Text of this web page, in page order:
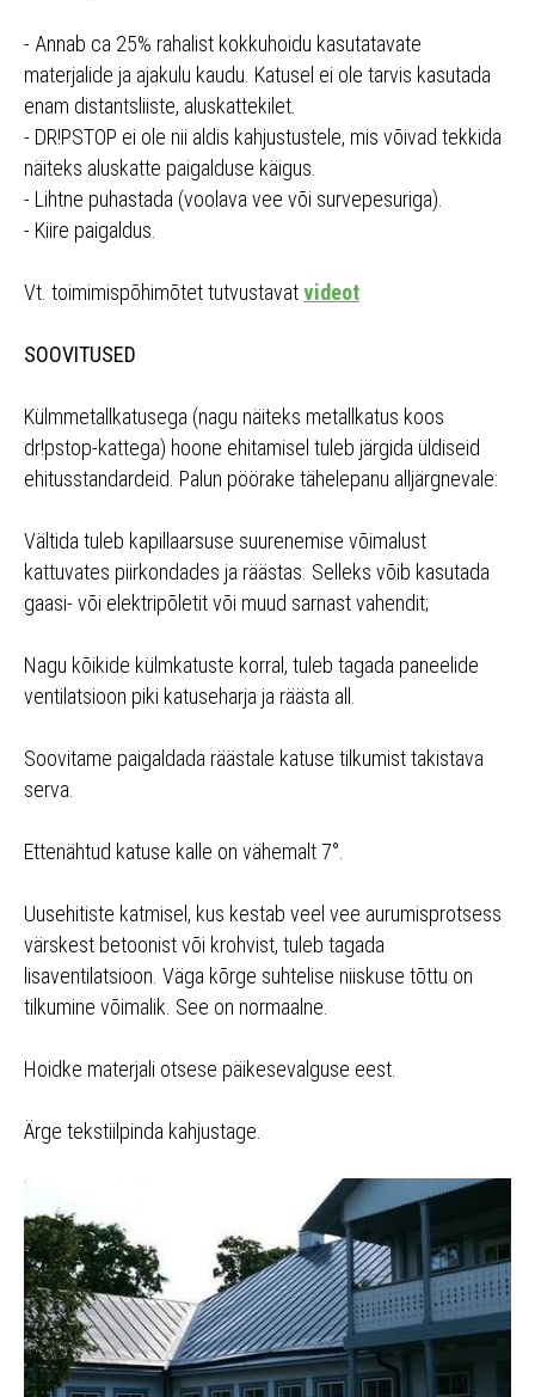
- Annab ca 25% rahalist kokkuhoidu kasutatavate
materjalide ja ajakulu kaudu. Katusel ei ole tarvis kasutada
enam distantsliiste, aluskattekilet.
- DR!PSTOP ei ole nii aldis kahjustustele, mis võivad tekkida
näiteks aluskatte paigalduse käigus.
- Lihtne puhastada (voolava vee või survepesuriga).
- Kiire paigaldus.
Vt. toimimispõhimõtet tutvustavatvideot
SOOVITUSED
Külmmetallkatusega (nagu näiteks metallkatus koos
dr!pstop-kattega) hoone ehitamisel tuleb järgida üldiseid
ehitusstandardeid. Palun pöörake tähelepanu alljärgnevale:
Vältida tuleb kapillaarsuse suurenemise võimalust
kattuvates piirkondades ja räästas. Selleks võib kasutada
gaasi- või elektripõletit või muud sarnast vahendit;
Nagu kõikide külmkatuste korral, tuleb tagada paneelide
ventilatsioon piki katuseharja ja räästa all.
Soovitame paigaldada räästale katuse tilkumist takistava
serva.
Ettenähtud katuse kalle on vähemalt 7°.
Uusehitiste katmisel, kus kestab veel vee aurumisprotsess
värskest betoonist või krohvist, tuleb tagada
lisaventilatsioon. Väga kõrge suhtelise niiskuse tõttu on
tilkumine võimalik. See on normaalne.
Hoidke materjali otsese päikesevalguse eest.
Ärge tekstiilpinda kahjustage.